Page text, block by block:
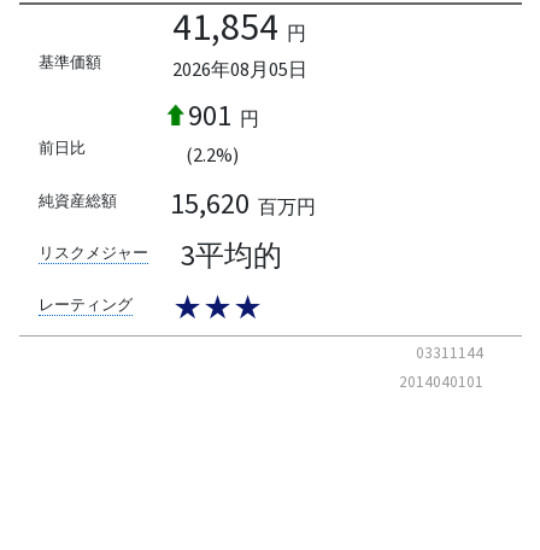
基準価額
41,854 円
2026年08月05日
前日比
901 円
(2.2%)
純資産総額 15,620 百万円
リスクメジャー 3平均的
レーティング ★★★
03311144
2014040101